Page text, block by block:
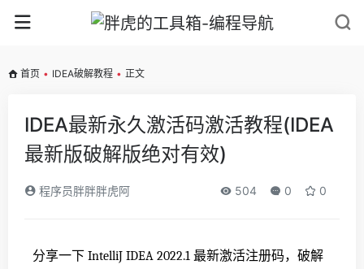
首页 • IDEA破解教程 • 正文
IDEA最新永久激活码激活教程(IDEA
最新版破解版绝对有效)
程序员胖胖胖虎阿 504 0 0
分享一下 IntelliJ IDEA 2022.1 最新激活注册码，破解